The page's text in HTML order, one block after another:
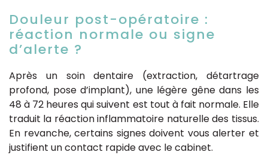
Douleur post-opératoire :
réaction normale ou signe
d’alerte ?
Après un soin dentaire (extraction, détartrage
profond, pose d’implant), une légère gêne dans les
48 à 72 heures qui suivent est tout à fait normale. Elle
traduit la réaction inflammatoire naturelle des tissus.
En revanche, certains signes doivent vous alerter et
justifient un contact rapide avec le cabinet.